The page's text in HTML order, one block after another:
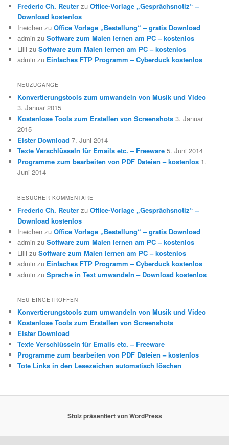
Frederic Ch. Reuter zuOffice-Vorlage „Gesprächsnotiz“ –
Download kostenlos
Ineichen zuOffice Vorlage „Bestellung“ – gratis Download
admin zuSoftware zum Malen lernen am PC – kostenlos
Lilli zuSoftware zum Malen lernen am PC – kostenlos
admin zu Einfaches FTP Programm – Cyberduck kostenlos
NEUZUGÄNGE
Konvertierungstools zum umwandeln von Musik und Video
3. Januar 2015
Kostenlose Tools zum Erstellen von Screenshots 3. Januar
2015
Elster Download 7. Juni 2014
Texte Verschlüsseln für Emails etc. – Freeware 5. Juni 2014
Programme zum bearbeiten von PDF Dateien – kostenlos 1.
Juni 2014
BESUCHER KOMMENTARE
Frederic Ch. Reuter zuOffice-Vorlage „Gesprächsnotiz“ –
Download kostenlos
Ineichen zuOffice Vorlage „Bestellung“ – gratis Download
admin zuSoftware zum Malen lernen am PC – kostenlos
Lilli zuSoftware zum Malen lernen am PC – kostenlos
admin zu Einfaches FTP Programm – Cyberduck kostenlos
admin zuSprache in Text umwandeln – Download kostenlos
NEU EINGETROFFEN
Konvertierungstools zum umwandeln von Musik und Video
Kostenlose Tools zum Erstellen von Screenshots
Elster Download
Texte Verschlüsseln für Emails etc. – Freeware
Programme zum bearbeiten von PDF Dateien – kostenlos
Tote Links in den Lesezeichen automatisch löschen
Stolz präsentiert von WordPress